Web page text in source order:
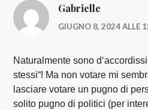
Gabrielle
GIUGNO 8, 2024 ALLE
Naturalmente sono
stessi“! Ma non votare mi
lasciare votare un pugno di
solito pugno di politici (per